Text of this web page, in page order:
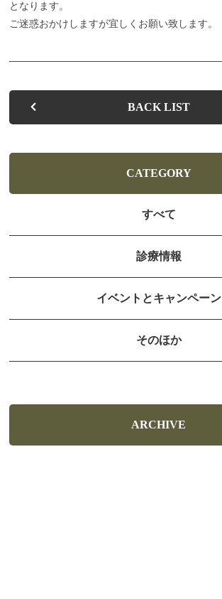
お子さまの歯の健康を守るために
快適な治療と心地よい
お知らせ
となります。
ご迷惑おかけしますが宜しくお願い致します。
BACK LIST
CATEGORY
すべて
診療情報
イベントとキャンペーン
そのほか
ARCHIVE